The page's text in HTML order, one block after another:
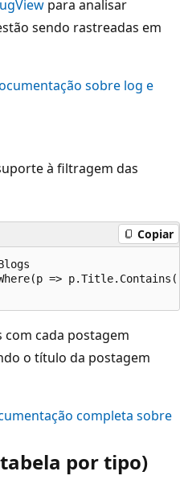
para analisar
sendo rastreadas em
sobre log e
à filtragem das
Copiar
=>
cada postagem
o título da postagem
completa sobre
por tipo)